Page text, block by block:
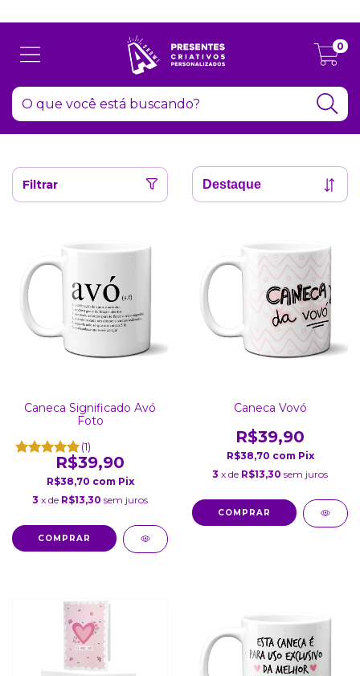
0
Filtrar
Caneca Significado Avó
Foto
(1)
R$39,90
R$38,70 com Pix
3 x de R$13,30 sem juros
COMPRAR
Caneca Vovó
R$39,90
R$38,70 com Pix
3 x de R$13,30 sem juros
COMPRAR